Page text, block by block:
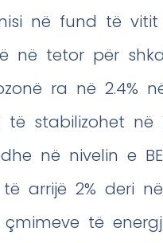
në fund të vitit
në tetor për
ra në 2.4%
stabilizohet në
në nivelin e
arrijë 2% deri
të